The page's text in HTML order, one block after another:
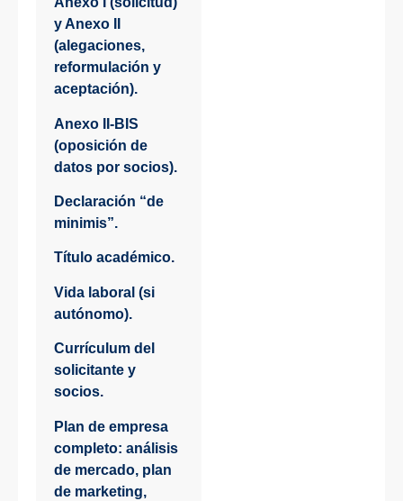
y Anexo II
(alegaciones,
reformulación y
aceptación).
Anexo II-BIS
(oposición de
datos por socios).
Declaración “de
minimis”.
Título académico.
Vida laboral (si
autónomo).
Currículum del
solicitante y
socios.
Plan de empresa
completo: análisis
de mercado, plan
de marketing,